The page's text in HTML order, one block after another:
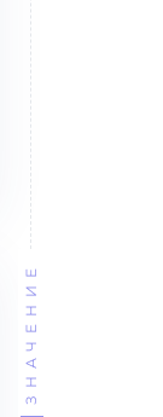
ЗНАЧЕНИЕ